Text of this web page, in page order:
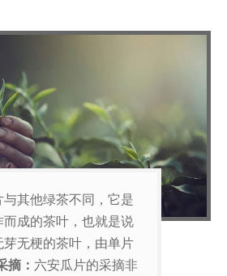
与其他绿茶不同，它是
成的茶叶，也就是说
无梗的茶叶，由单片
摘： 六安瓜片的采摘非